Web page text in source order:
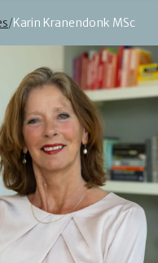
/Karin Kranendonk MSc